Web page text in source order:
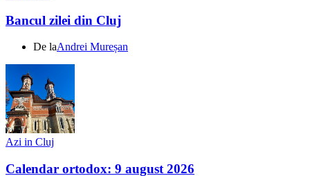
Bancul zilei din Cluj
De laAndrei Mureșan
Azi in Cluj
Calendar ortodox: 9 august 2026